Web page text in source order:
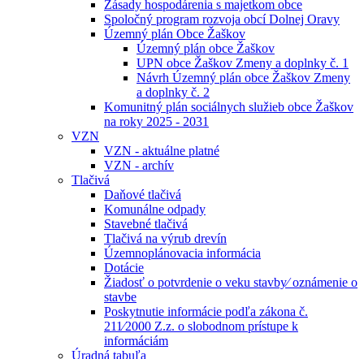
Zásady hospodárenia s majetkom obce
Spoločný program rozvoja obcí Dolnej Oravy
Územný plán Obce Žaškov
Územný plán obce Žaškov
UPN obce Žaškov Zmeny a doplnky č. 1
Návrh Územný plán obce Žaškov Zmeny
a doplnky č. 2
Komunitný plán sociálnych služieb obce Žaškov
na roky 2025 - 2031
VZN
VZN - aktuálne platné
VZN - archív
Tlačivá
Daňové tlačivá
Komunálne odpady
Stavebné tlačivá
Tlačivá na výrub drevín
Územnoplánovacia informácia
Dotácie
Žiadosť o potvrdenie o veku stavby⁄ oznámenie o
stavbe
Poskytnutie informácie podľa zákona č.
211⁄2000 Z.z. o slobodnom prístupe k
informáciám
Úradná tabuľa